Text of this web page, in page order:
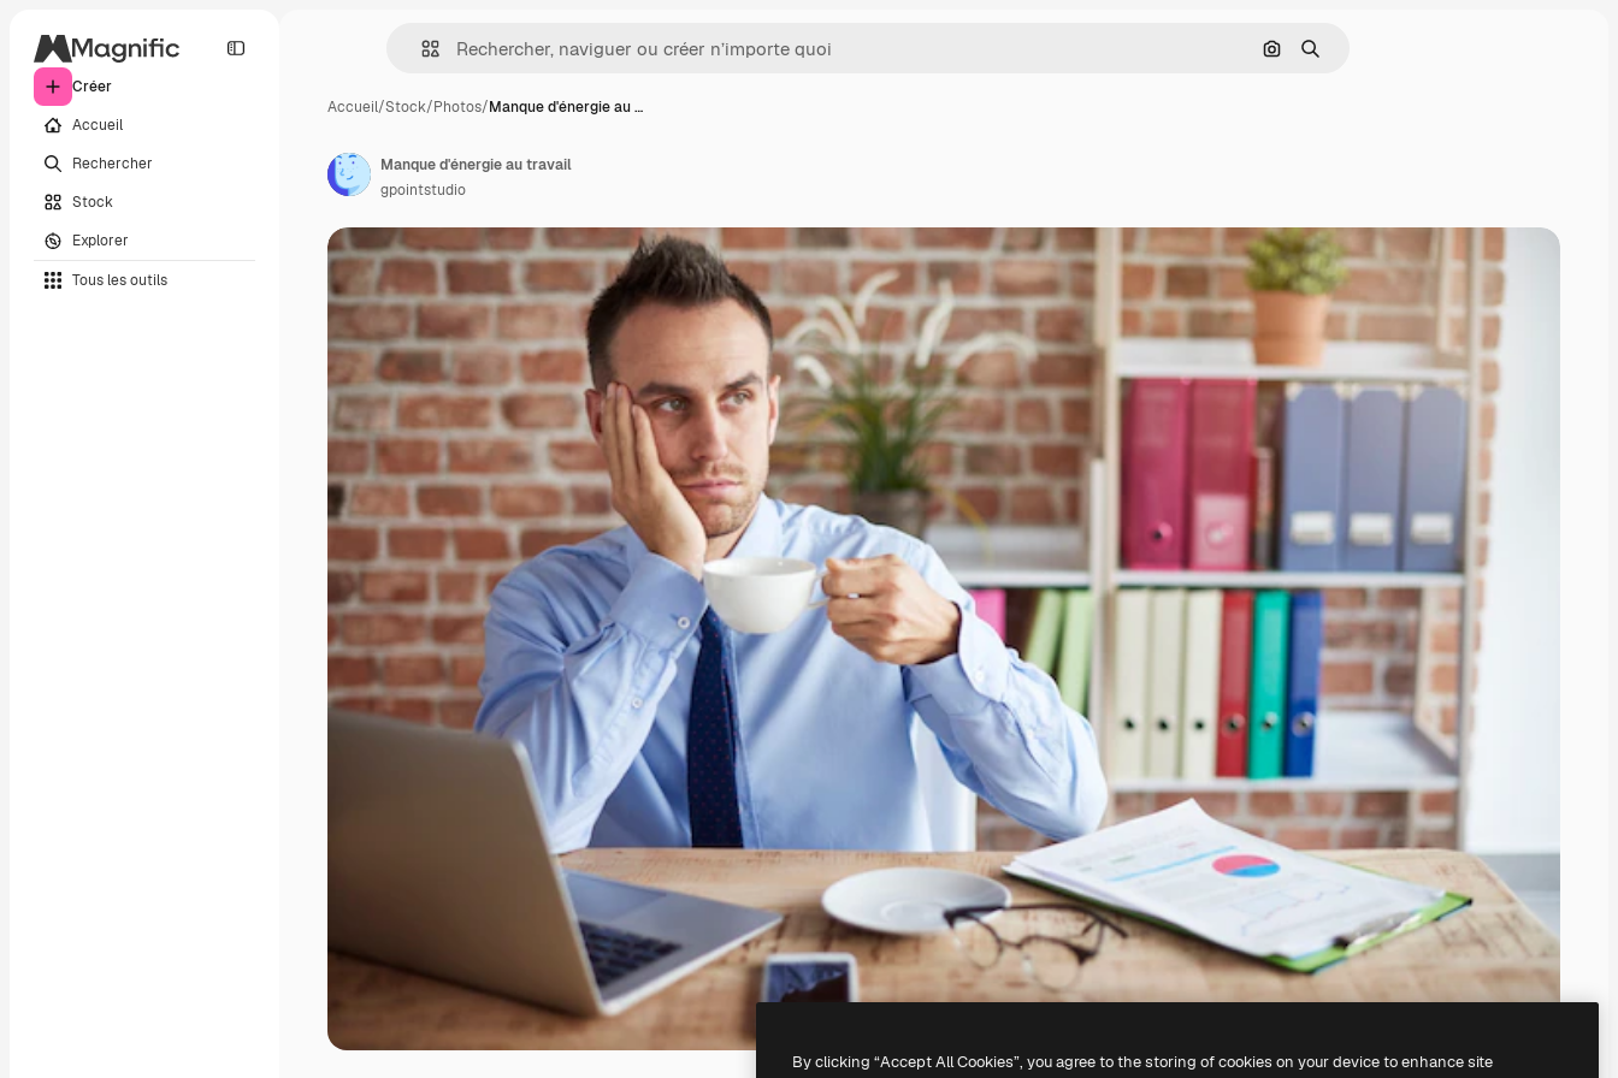
Créer
Accueil
Rechercher
Stock
Explorer
Tous les outils
Rechercher par image
Rechercher
Accueil/Stock/Photos/Manque d'énergie au …
Manque d'énergie au travail
gpointstudio
By clicking “Accept All Cookies”, you agree to the storing of cookies on your device to enhance site